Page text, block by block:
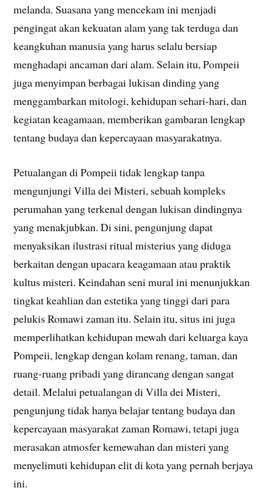
melanda. Suasana yang mencekam ini menjadi
pengingat akan kekuatan alam yang tak terduga dan
keangkuhan manusia yang harus selalu bersiap
menghadapi ancaman dari alam. Selain itu, Pompeii
juga menyimpan berbagai lukisan dinding yang
menggambarkan mitologi, kehidupan sehari-hari, dan
kegiatan keagamaan, memberikan gambaran lengkap
tentang budaya dan kepercayaan masyarakatnya.
Petualangan di Pompeii tidak lengkap tanpa
mengunjungi Villa dei Misteri, sebuah kompleks
perumahan yang terkenal dengan lukisan dindingnya
yang menakjubkan. Di sini, pengunjung dapat
menyaksikan ilustrasi ritual misterius yang diduga
berkaitan dengan upacara keagamaan atau praktik
kultus misteri. Keindahan seni mural ini menunjukkan
tingkat keahlian dan estetika yang tinggi dari para
pelukis Romawi zaman itu. Selain itu, situs ini juga
memperlihatkan kehidupan mewah dari keluarga kaya
Pompeii, lengkap dengan kolam renang, taman, dan
ruang-ruang pribadi yang dirancang dengan sangat
detail. Melalui petualangan di Villa dei Misteri,
pengunjung tidak hanya belajar tentang budaya dan
kepercayaan masyarakat zaman Romawi, tetapi juga
merasakan atmosfer kemewahan dan misteri yang
menyelimuti kehidupan elit di kota yang pernah berjaya
ini.